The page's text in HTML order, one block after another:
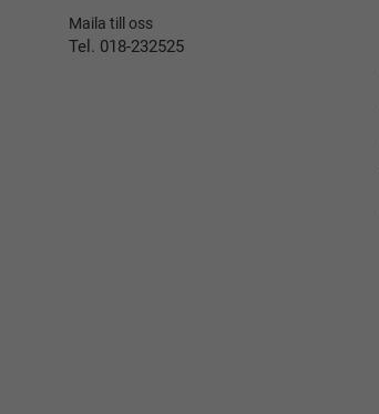
Maila till oss
Tel. 018-232525